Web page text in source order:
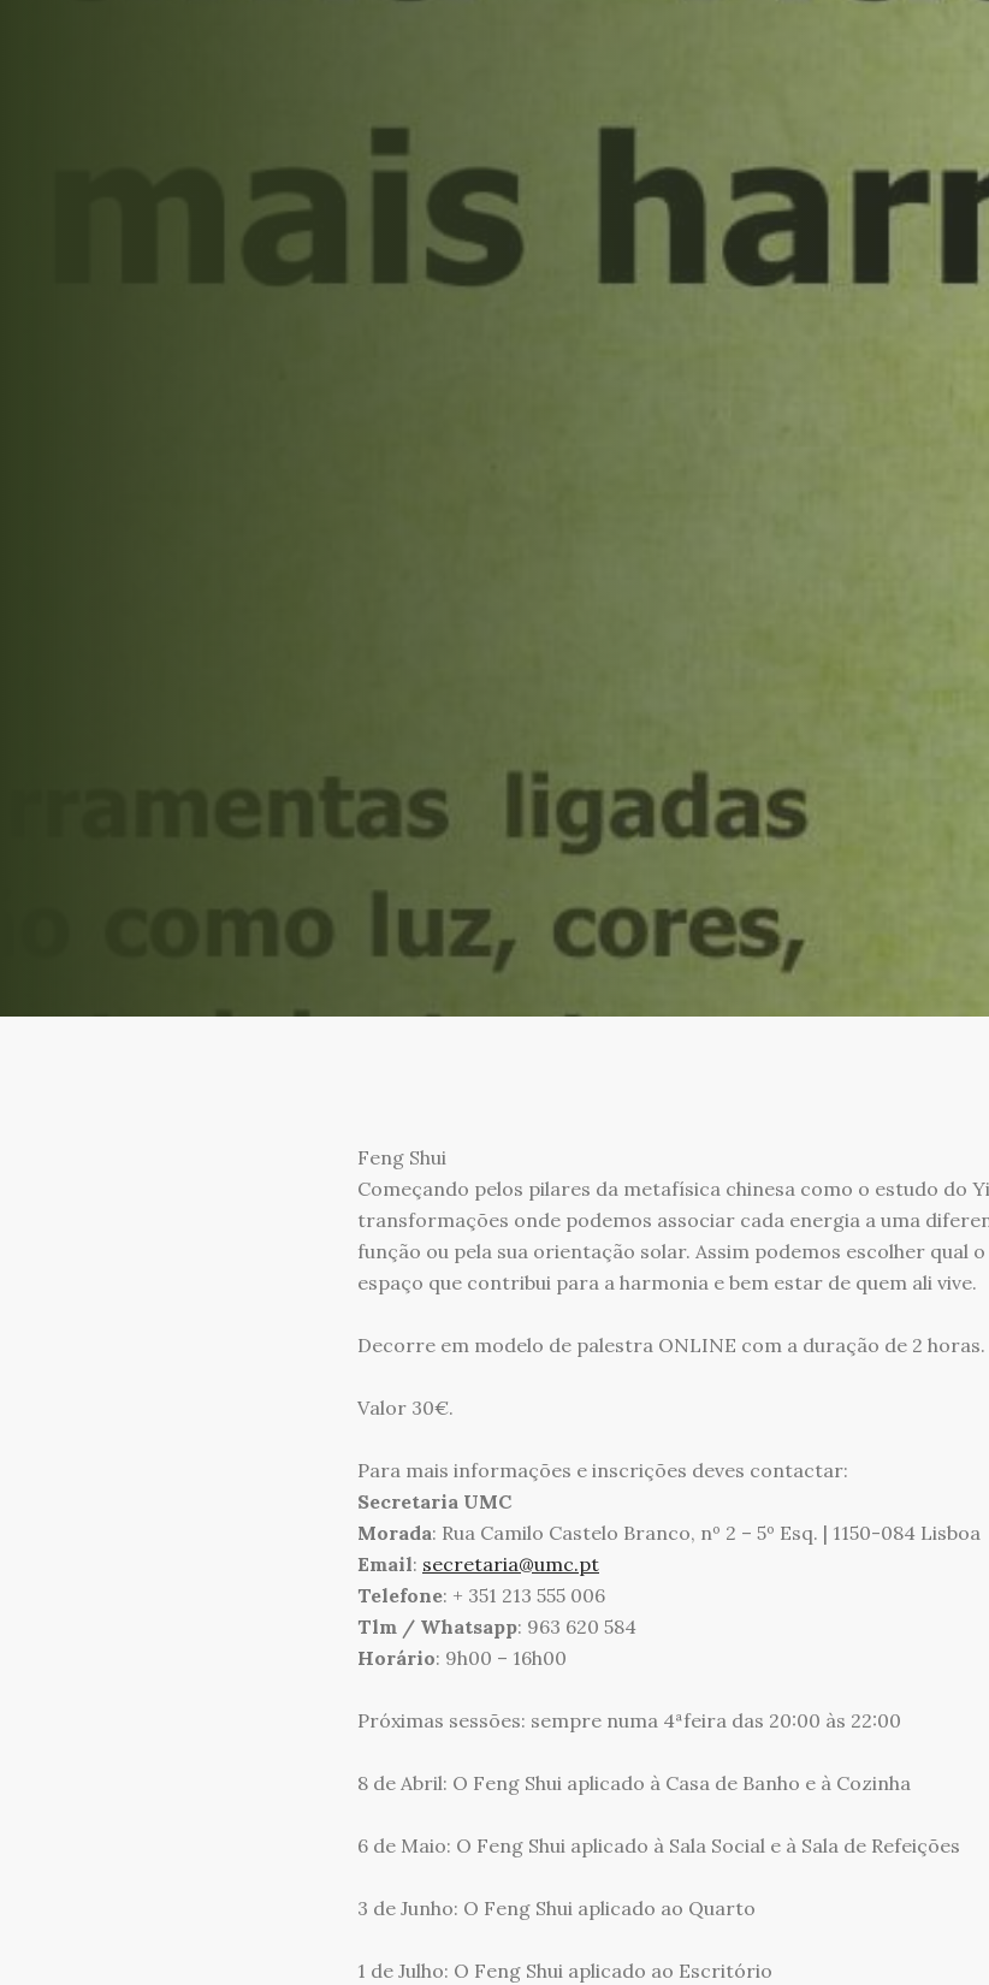
Feng Shui
Começando pelos pilares da metafísica chinesa como o estudo do
transformações onde podemos associar cada energia a uma
função ou pela sua orientação solar. Assim podemos escolher qual
espaço que contribui para a harmonia e bem estar de quem ali vive.
Decorre em modelo de palestra ONLINE com a duração de 2 horas.
Valor 30€.
Para mais informações e inscrições deves contactar:
Secretaria UMC
Morada: Rua Camilo Castelo Branco, nº 2 – 5º Esq. | 1150-084 Lisboa
Email: secretaria@umc.pt
Telefone: + 351 213 555 006
Tlm / Whatsapp: 963 620 584
Horário: 9h00 – 16h00
Próximas sessões: sempre numa 4ªfeira das 20:00 às 22:00
8 de Abril: O Feng Shui aplicado à Casa de Banho e à Cozinha
6 de Maio: O Feng Shui aplicado à Sala Social e à Sala de Refeições
3 de Junho: O Feng Shui aplicado ao Quarto
1 de Julho: O Feng Shui aplicado ao Escritório